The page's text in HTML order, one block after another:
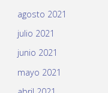
agosto 2021
julio 2021
junio 2021
mayo 2021